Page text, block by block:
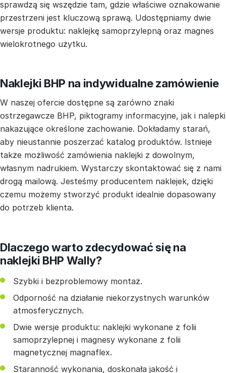
sprawdzą się wszędzie tam, gdzie właściwe oznakowanie
przestrzeni jest kluczową sprawą. Udostępniamy dwie
wersje produktu: naklejkę samoprzylepną oraz magnes
wielokrotnego użytku.
Naklejki BHP na indywidualne zamówienie
W naszej ofercie dostępne są zarówno znaki
ostrzegawcze BHP, piktogramy informacyjne, jak i nalepki
nakazujące określone zachowanie. Dokładamy starań,
aby nieustannie poszerzać katalog produktów. Istnieje
także możliwość zamówienia naklejki z dowolnym,
własnym nadrukiem. Wystarczy skontaktować się z nami
drogą mailową. Jesteśmy producentem naklejek, dzięki
czemu możemy stworzyć produkt idealnie dopasowany
do potrzeb klienta.
Dlaczego warto zdecydować się na
naklejki BHP Wally?
Szybki i bezproblemowy montaż.
Odporność na działanie niekorzystnych warunków
atmosferycznych.
Dwie wersje produktu: naklejki wykonane z folii
samoprzylepnej i magnesy wykonane z folii
magnetycznej magnaflex.
Staranność wykonania, doskonała jakość i